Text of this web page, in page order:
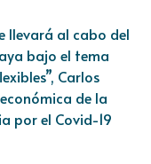
llevará al cabo del
bajo el tema
Carlos
de la
por el Covid-19